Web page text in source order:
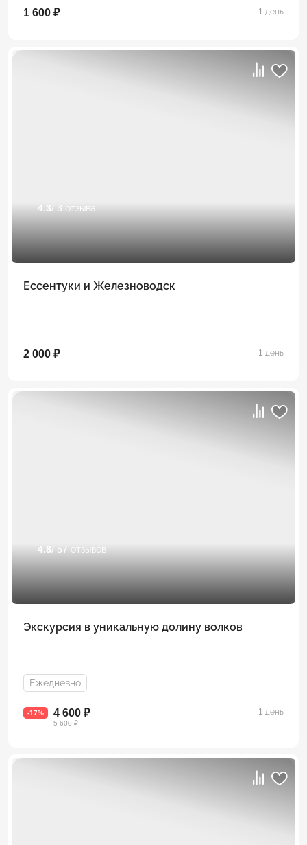
1 600 ₽ 1 день
4.3/ 3 отзыва
Ессентуки и Железноводск
2 000 ₽ 1 день
4.8/ 57 отзывов
Экскурсия в уникальную долину волков
Ежедневно
-17% 4 600 ₽
5 600 ₽
1 день